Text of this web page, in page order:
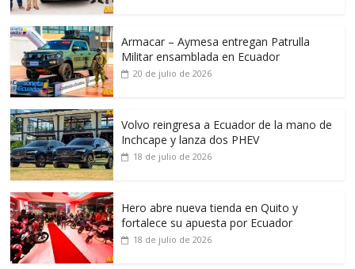
Armacar – Aymesa entregan Patrulla
Militar ensamblada en Ecuador
20 de julio de 2026
Volvo reingresa a Ecuador de la mano de
Inchcape y lanza dos PHEV
18 de julio de 2026
Hero abre nueva tienda en Quito y
fortalece su apuesta por Ecuador
18 de julio de 2026